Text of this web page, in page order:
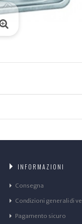
INFORMAZIONI
Consegna
Condizioni generali di
Pagamento sicuro